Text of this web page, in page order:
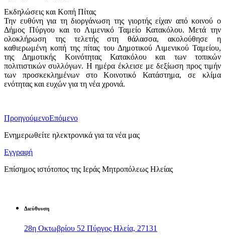
​Εκδηλώσεις και Κοπή Πίτας
​Την ευθύνη για τη διοργάνωση της γιορτής είχαν από κοινού ο
Δήμος Πύργου και το Λιμενικό Ταμείο Κατακόλου. Μετά την
ολοκλήρωση της τελετής στη θάλασσα, ακολούθησε η
καθιερωμένη κοπή της πίτας του Δημοτικού Λιμενικού Ταμείου,
της Δημοτικής Κοινότητας Κατακόλου και των τοπικών
πολιτιστικών συλλόγων. Η ημέρα έκλεισε με δεξίωση προς τιμήν
των προσκεκλημένων στο Κοινοτικό Κατάστημα, σε κλίμα
ενότητας και ευχών για τη νέα χρονιά.
ΠροηγούμενοΕπόμενο
Ενημερωθείτε ηλεκτρονικά για τα νέα μας
Εγγραφή
Επίσημος ιστότοπος της Ιεράς Μητροπόλεως Ηλείας
Διεύθυνση
28η Οκτωβρίου 52 Πύργος Ηλεία, 27131